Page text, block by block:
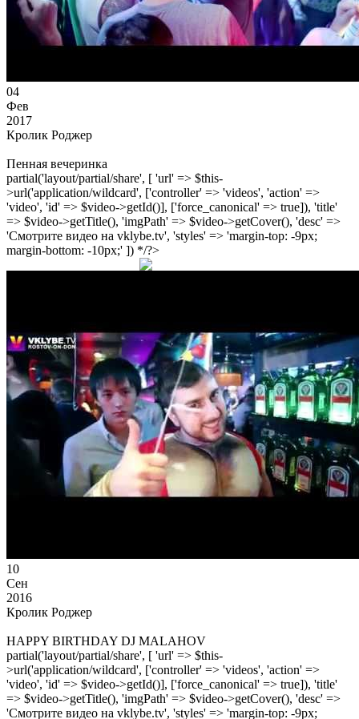
04
Фев
2017
Кролик Роджер
Пенная вечеринка
partial('layout/partial/share', [ 'url' => $this-
>url('application/wildcard', ['controller' => 'videos', 'action' =>
'video', 'id' => $video->getId()], ['force_canonical' => true]), 'title'
=> $video->getTitle(), 'imgPath' => $video->getCover(), 'desc' =>
'Смотрите видео на vklybe.tv', 'styles' => 'margin-top: -9px;
margin-bottom: -10px;' ]) */?>
10
Сен
2016
Кролик Роджер
HAPPY BIRTHDAY DJ MALAHOV
partial('layout/partial/share', [ 'url' => $this-
>url('application/wildcard', ['controller' => 'videos', 'action' =>
'video', 'id' => $video->getId()], ['force_canonical' => true]), 'title'
=> $video->getTitle(), 'imgPath' => $video->getCover(), 'desc' =>
'Смотрите видео на vklybe.tv', 'styles' => 'margin-top: -9px;